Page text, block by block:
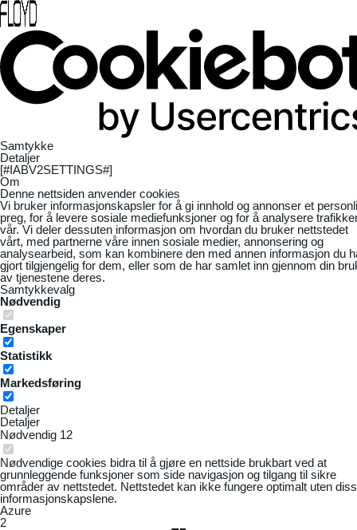
Samtykke
Detaljer
[#IABV2SETTINGS#]
Om
Denne nettsiden anvender cookies
Vi bruker informasjonskapsler for å gi innhold og annonser et
preg, for å levere sosiale mediefunksjoner og for å analysere
vår. Vi deler dessuten informasjon om hvordan du bruker nettstedet
vårt, med partnerne våre innen sosiale medier, annonsering og
analysearbeid, som kan kombinere den med annen informasjon du
gjort tilgjengelig for dem, eller som de har samlet inn gjennom din
av tjenestene deres.
Samtykkevalg
Nødvendig
Egenskaper
Statistikk
Markedsføring
Detaljer
Detaljer
Nødvendig 12
Nødvendige cookies bidra til å gjøre en nettside brukbart ved at
grunnleggende funksjoner som side navigasjon og tilgang til sikre
områder av nettstedet. Nettstedet kan ikke fungere optimalt uten
informasjonskapslene.
Azure
2